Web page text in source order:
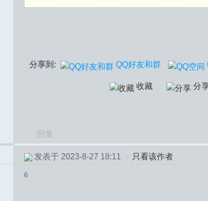
分享到: QQ好友和群
收藏 分
回复
发表于 2023-8-27 18:11 只看该作者
6